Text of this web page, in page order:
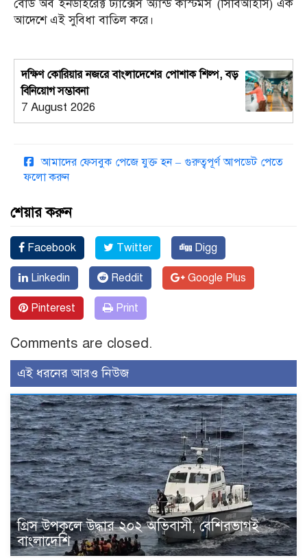
বোর্ড অব ইনডাইরেক্ট ট্যাক্সেস অ্যান্ড কাস্টমস (সিবিআইসি) এক
আদেশে এই সুবিধা বাতিল করে।
দক্ষিণ কোরিয়ার নজরে বাংলাদেশের পোশাক শিল্প, বড়
বিনিয়োগ সম্ভাবনা
7 August 2026
আমাদের ফেসবুক পেজে যুক্ত হন – গুরুত্বপূর্ণ আপডেট পেতে
ফলো করুন
শেয়ার করুন
Facebook Twitter Digg
Linkedin Reddit Google Plus
Pinterest Print
Comments are closed.
এই ধরনের আরও নিউজ
গ্রিস উপকূলে উদ্ধার ২০২ অভিবাসী, বেশিরভাগই
বাংলাদেশি